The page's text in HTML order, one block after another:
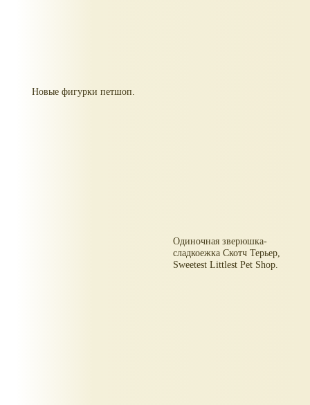
Новые фигурки петшоп.
Одиночная зверюшка-
сладкоежка Скотч Терьер,
Sweetest Littlest Pet Shop.